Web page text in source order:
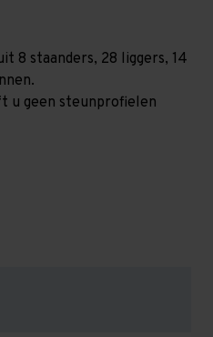
8 staanders, 28 liggers, 14
u geen steunprofielen